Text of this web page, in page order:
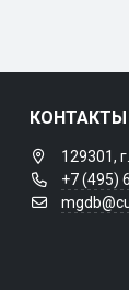
КОНТАКТЫ
129301,
+7 (495)